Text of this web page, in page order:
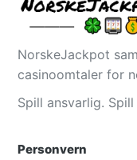
NorskeJackpot
casinoomtaler for
Spill ansvarlig.
Personvern